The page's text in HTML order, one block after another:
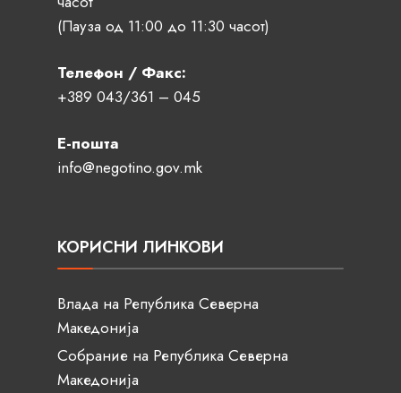
(Пауза од 11:00 до 11:30 часот)
Телефон / Факс:
+389 043/361 – 045
Е-пошта
info@negotino.gov.mk
КОРИСНИ ЛИНКОВИ
Влада на Република Северна
Македонија
Собрание на Република Северна
Македонија